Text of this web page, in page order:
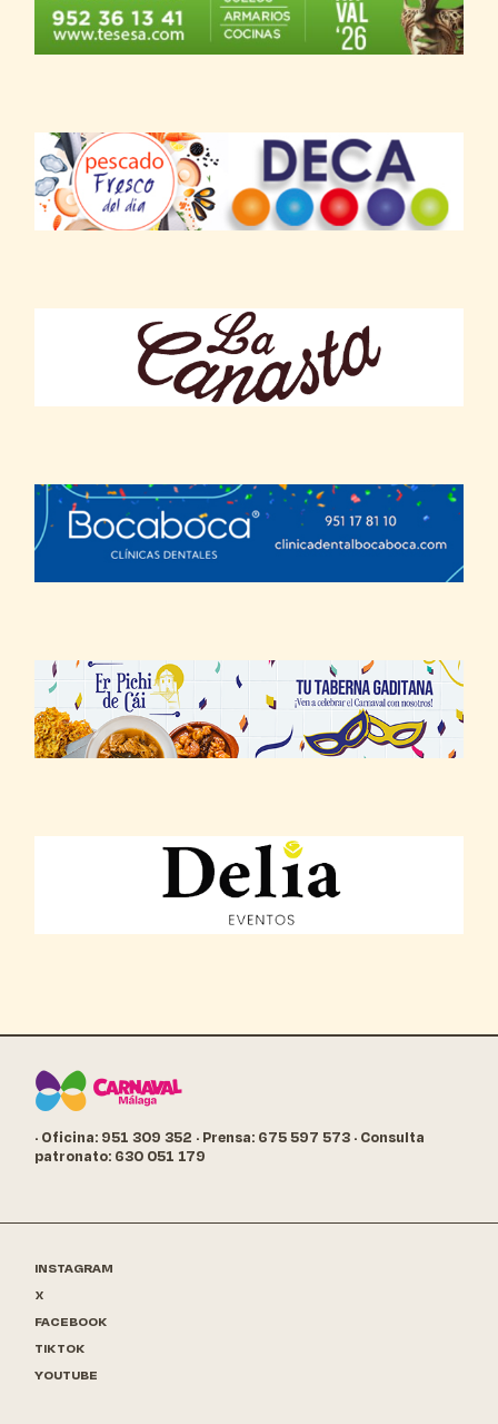
· Oficina: 951 309 352 · Prensa: 675 597 573 · Consulta
patronato: 630 051 179
INSTAGRAM
X
FACEBOOK
TIKTOK
YOUTUBE